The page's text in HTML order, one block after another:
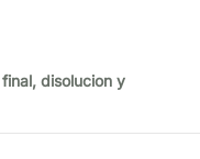
disolucion y